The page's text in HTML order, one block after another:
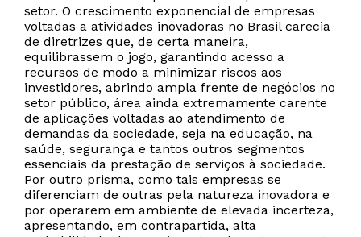
setor. O crescimento exponencial de empresas
voltadas a atividades inovadoras no Brasil carecia
de diretrizes que, de certa maneira,
equilibrassem o jogo, garantindo acesso a
recursos de modo a minimizar riscos aos
investidores, abrindo ampla frente de negócios no
setor público, área ainda extremamente carente
de aplicações voltadas ao atendimento de
demandas da sociedade, seja na educação, na
saúde, segurança e tantos outros segmentos
essenciais da prestação de serviços à sociedade.
Por outro prisma, como tais empresas se
diferenciam de outras pela natureza inovadora e
por operarem em ambiente de elevada incerteza,
apresentando, em contrapartida, alta